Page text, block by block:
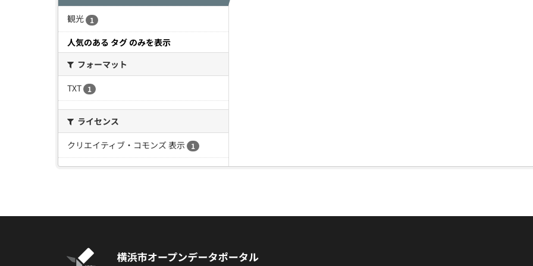
観光 1
人気のある タグ のみを表示
フォーマット
TXT
1
ライセンス
クリエイティブ・コモンズ 表示
1